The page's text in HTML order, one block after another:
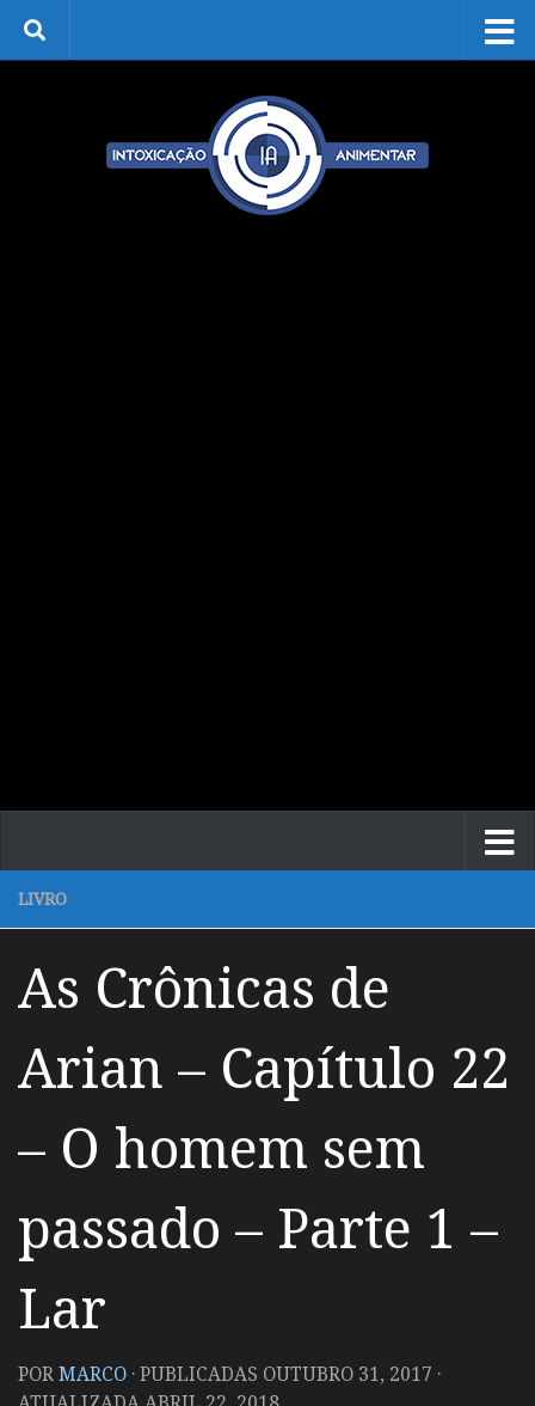
Skip to content
LIVRO
As Crônicas de
Arian – Capítulo 22
– O homem sem
passado – Parte 1 –
Lar
PORMARCO · PUBLICADAS OUTUBRO 31, 2017 ·